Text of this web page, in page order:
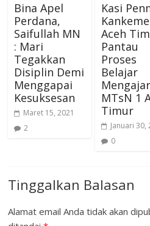
Bina Apel
Perdana,
Saifullah MN
: Mari
Tegakkan
Disiplin Demi
Menggapai
Kesuksesan
Maret 15, 2021
2
Kasi
Aceh
Pantau
Proses
Belajar
Mengajar
MTsN 1
Timur
Januari 30,
0
Tinggalkan Balasan
Alamat email Anda tidak akan